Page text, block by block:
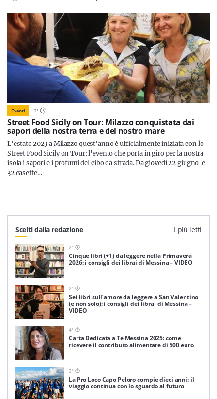
Eventi 2'
Street Food Sicily on Tour: Milazzo conquistata dai
sapori della nostra terra e del nostro mare
L'estate 2023 a Milazzo quest'anno è ufficialmente iniziata con lo
Street Food Sicily on Tour: l'evento che porta in giro per la nostra
isola i sapori e i profumi del cibo da strada. Da giovedì 22 giugno le
32 casette…
Scelti dalla redazione I più letti
2'
Cinque libri (+1) da leggere nella Primavera
2026: i consigli dei librai di Messina – VIDEO
2'
Sei libri sull’amore da leggere a San Valentino
(e non solo): i consigli dei librai di Messina –
VIDEO
4'
Carta Dedicata a Te Messina 2025: come
ricevere il contributo alimentare di 500 euro
3'
La Pro Loco Capo Peloro compie dieci anni: il
viaggio continua con lo sguardo al futuro